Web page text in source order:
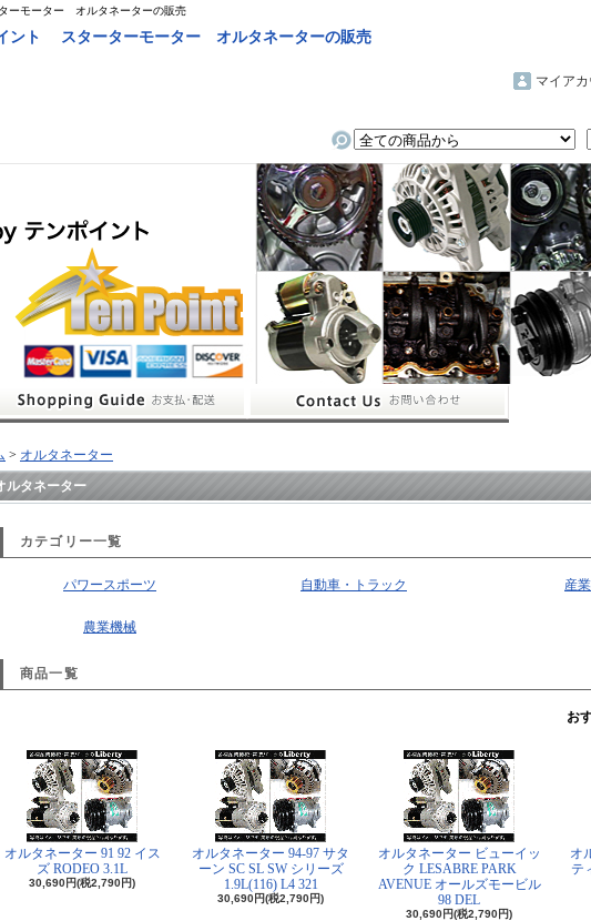
ーモーター オルタネーターの販売
ント スターターモーター オルタネーターの販売
マイアカ
> オルタネーター
ルタネーター
カテゴリー一覧
パワースポーツ 自動車・トラック 産
農業機械
商品一覧
お
オルタネーター 91 92 イス
ズ RODEO 3.1L
30,690円(税2,790円)
オルタネーター 94-97 サタ
ーン SC SL SW シリーズ
1.9L(116) L4 321
30,690円(税2,790円)
オルタネーター ビューイッ
ク LESABRE PARK
AVENUE オールズモービル
98 DEL
30,690円(税2,790円)
オ
テ